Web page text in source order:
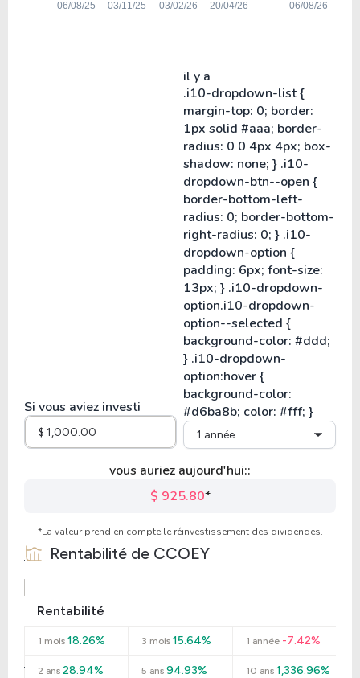
Si vous aviez investi
il y a
1 année
vous auriez aujourd'hui::
$ 925.80*
*La valeur prend en compte le réinvestissement des dividendes.
Rentabilité de CCOEY
Rentabilité
1 mois 18.26% 3 mois 15.64% 1 année-7.42%
2 ans 28.94% 5 ans 94.93% 10 ans1,336.96%